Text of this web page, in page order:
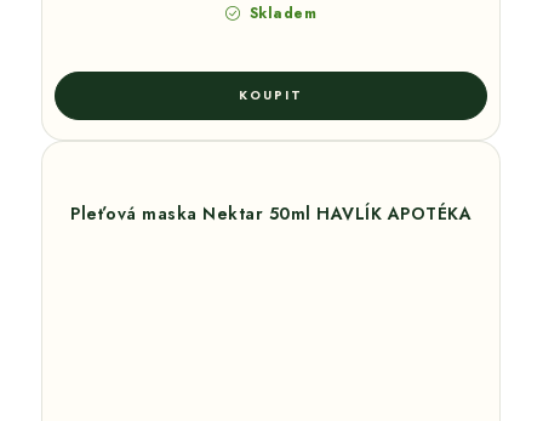
Skladem
Pleťová maska Nektar 50ml HAVLÍK APOTÉKA